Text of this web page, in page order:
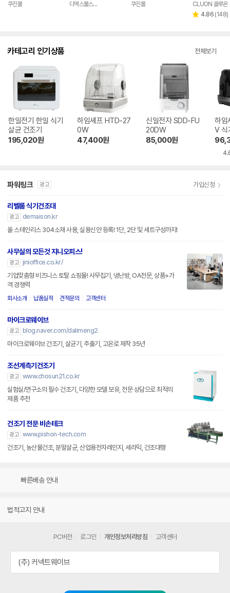
쿠진몰
디엑스몰스토어
쿠진몰
CLUON 클루온
별 4.86 리
(148)
카테고리 인기상품 전체보기
한일전기 한일 식기
살균 건조기
195,020원
하임셰프 HTD-27
0W
47,400원
신일전자 SDD-FU
20DW
85,000원
하임
V 식
파워링크 광고 가입신청
리벨룸 식기건조대
광고
demaison.kr
올 스테인리스 304소재 사용, 실용신안 등록! 1단, 2단 및 세트구성까지!
사무실의 모든것 지니오피스!
광고
jinioffice.co.kr/
기업맞춤형 비즈니스 토탈 쇼핑몰! 사무집기, 냉난방, OA전문, 상품+가
격 경쟁력
회사소개 납품실적 견적문의 고객센터
마이크로웨이브
광고
blog.naver.com/dalimeng2
마이크로웨이브 건조기, 살균기, 추출기, 고온로 제작 35년
조선계측기건조기
광고 www.chosun21.co.kr
실험실/연구소의 필수 건조기, 다양한 모델 보유, 전문 상담으로 최적의
제품 추천
건조기 전문 비손테크
광고 www.pishon-tech.com
건조기, 농산물건조, 분말살균, 산업용전자레인지, 세라믹, 건조대행
빠른배송 안내
법적고지 안내
PC버전 로그인 개인정보처리방침 고객센터
(주) 커넥트웨이브